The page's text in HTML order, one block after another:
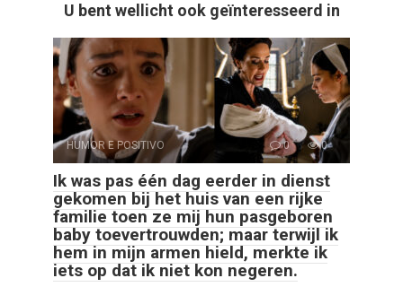
U bent wellicht ook geïnteresseerd in
HUMOR E POSITIVO 0 0
Ik was pas één dag eerder in dienst
gekomen bij het huis van een rijke
familie toen ze mij hun pasgeboren
baby toevertrouwden; maar terwijl ik
hem in mijn armen hield, merkte ik
iets op dat ik niet kon negeren.